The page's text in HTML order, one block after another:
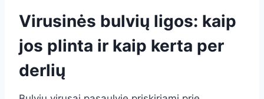
Virusinės bulvių ligos: kaip
jos plinta ir kaip kerta per
derlių